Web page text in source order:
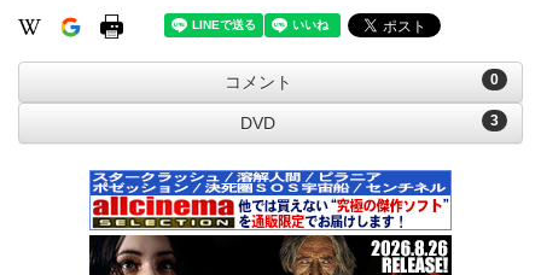
0
コメント
3
DVD